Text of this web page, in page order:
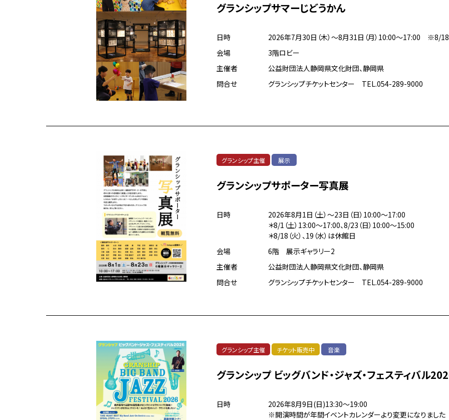
グランシップサマーじどうかん
日時
2026年7月30日（木）～8月31日（月）10:00～17:00 ※8/
会場
3階ロビー
主催者
公益財団法人静岡県文化財団、静岡県
問合せ
グランシップチケットセンター TEL.054-289-9000
グランシップ主催 展示
グランシップサポーター写真展
日時
2026年8月1日（土）～23日（日）10:00～17:00
＊8/1（土）13:00～17:00、8/23（日）10:00～15:00
＊8/18（火）、19（水）は休館日
会場
6階 展示ギャラリー2
主催者
公益財団法人静岡県文化財団、静岡県
問合せ
グランシップチケットセンター TEL.054-289-9000
グランシップ主催 チケット販売中 音楽
グランシップ ビッグバンド・ジャズ・フェスティバル
日時
2026年8月9日(日)13:30～19:00
※開演時間が年間イベントカレンダーより変更になりました